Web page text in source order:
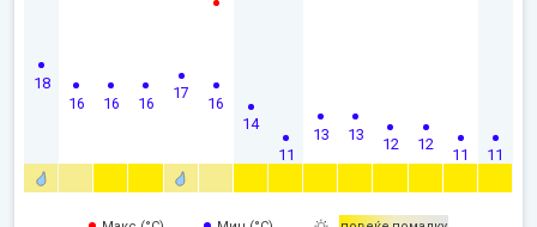
18
16 16 16
17
16
14
11
13 13
12 12
11 11